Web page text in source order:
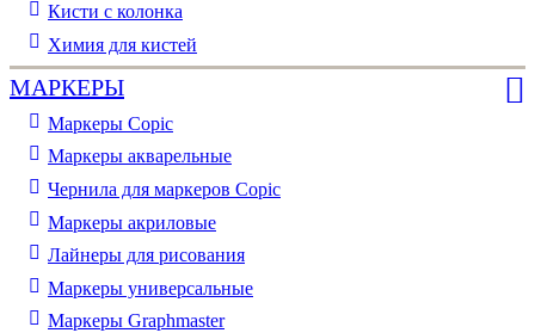
Кисти с колонка
Химия для кистей
МАРКЕРЫ
Маркеры Copic
Маркеры акварельные
Чернила для маркеров Copic
Маркеры акриловые
Лайнеры для рисования
Маркеры универсальные
Маркеры Graphmaster